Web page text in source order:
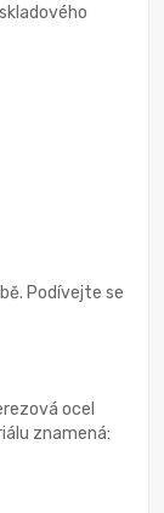
Podívejte se
ocel
znamená: